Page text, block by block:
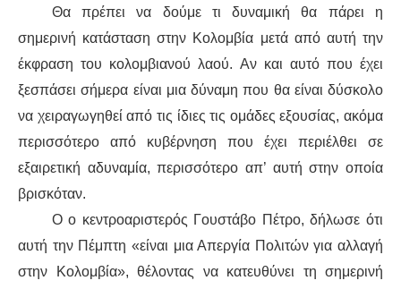
Θα πρέπει να δούμε τι δυναμική θα πάρει η
σημερινή κατάσταση στην Κολομβία μετά από αυτή την
έκφραση του κολομβιανού λαού. Αν και αυτό που έχει
ξεσπάσει σήμερα είναι μια δύναμη που θα είναι δύσκολο
να χειραγωγηθεί από τις ίδιες τις ομάδες εξουσίας, ακόμα
περισσότερο
από κυβέρνηση που έχει περιέλθει σε
εξαιρετική αδυναμία, περισσότερο απ’ αυτή στην οποία
βρισκόταν.
Ο ο κεντροαριστερός Γουστάβο Πέτρο, δήλωσε ότι
αυτή την Πέμπτη «είναι μιαΑπεργία Πολιτών για αλλαγή
στην Κολομβία», θέλοντας να κατευθύνει τη σημερινή